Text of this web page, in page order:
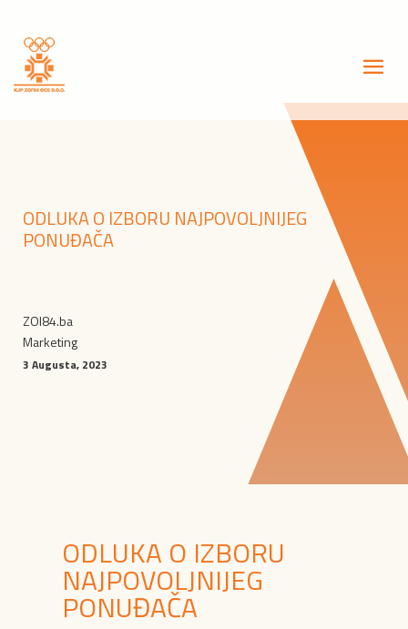
ODLUKA O IZBORU NAJPOVOLJNIJEG
PONUĐAČA
ZOI84.ba
Marketing
3 Augusta, 2023
ODLUKA O IZBORU
NAJPOVOLJNIJEG
PONUĐAČA